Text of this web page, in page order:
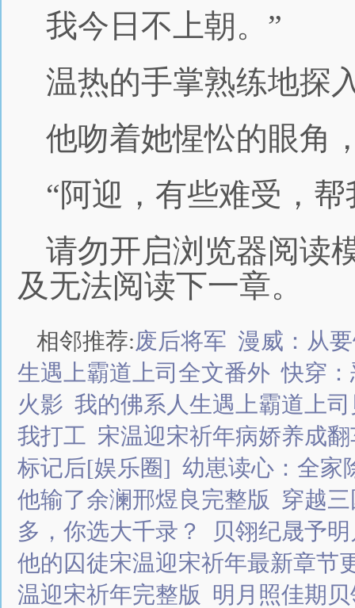
我今日不上朝。”
温热的手掌熟练地探
他吻着她惺忪的眼角
“阿迎，有些难受，
请勿开启浏览器阅读
及无法阅读下一章。
相邻推荐:废后将军 漫威：从
生遇上霸道上司全文番外 快穿
火影 我的佛系人生遇上霸道上
我打工 宋温迎宋祈年病娇养成
标记后[娱乐圈] 幼崽读心：全家
他输了余澜邢煜良完整版 穿越
多，你选大千录？
贝翎纪晟予
他的囚徒宋温迎宋祈年最新章节
温迎宋祈年完整版 明月照佳期